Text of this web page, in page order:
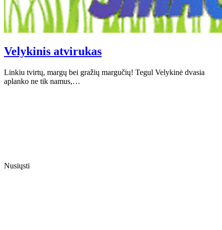
Velykinis atvirukas
Linkiu tvirtų, margų bei gražių margučių! Tegul Velykinė dvasia
aplanko ne tik namus,…
Nusiųsti